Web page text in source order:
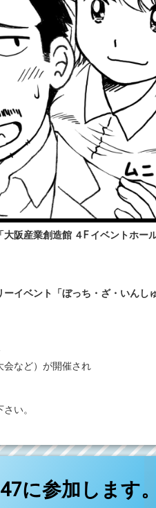
「大阪産業創造館 ４F イベントホール
イベント「ぼっち・ざ・いんし
会など）が開催され
い。
に参加します。